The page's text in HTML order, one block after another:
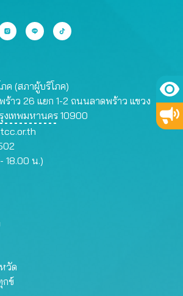
ค (สภาผู้บริโภค)
ร้าว 26 แยก 1-2 ถนนลาดพร้าว แขวง
งเทพมหานคร 10900
18.00 น.)
วัด
กข์